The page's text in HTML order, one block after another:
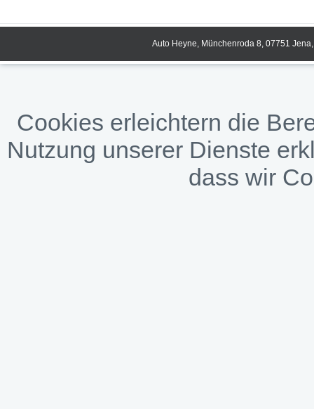
Auto Heyne, Münchenroda 8, 07751
Cookies erleichtern die
Nutzung unserer Dienste
dass wir